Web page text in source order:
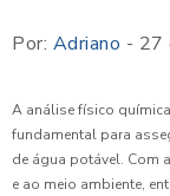
Por: Adriano - 27
A análise físico
fundamental para
de água potável. Com
e ao meio ambiente,